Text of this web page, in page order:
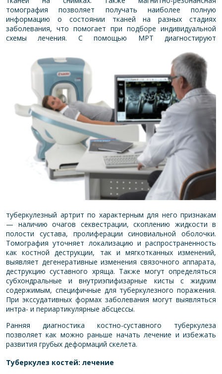
томография позволяет получать наиболее полную
информацию о состоянии тканей на разных стадиях
заболевания, что помогает при подборе индивидуальной
схемы лечения. С помощью МРТ диагностируют
туберкулезный артрит по характерным для него признакам
— наличию очагов секвестрации, скоплению жидкости в
полости сустава, пролиферации синовиальной оболочки.
Томография уточняет локализацию и распространенность
как костной деструкции, так и мягкотканных изменений,
выявляет дегенеративные изменения связочного аппарата,
деструкцию суставного хряща. Также могут определяться
субхондральные и внутриэпифизарные кисты с жидким
содержимым, специфичные для туберкулезного поражения.
При экссудативных формах заболевания могут выявляться
интра- и периартикулярные абсцессы.
Ранняя диагностика костно-суставного туберкулеза
позволяет как можно раньше начать лечение и избежать
развития грубых деформаций скелета.
Туберкулез костей: лечение